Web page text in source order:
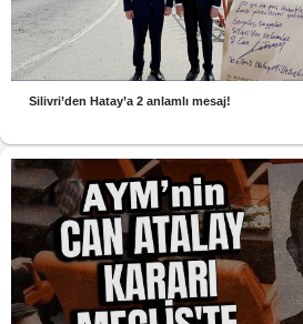
Silivri’den Hatay’a 2 anlamlı mesaj!